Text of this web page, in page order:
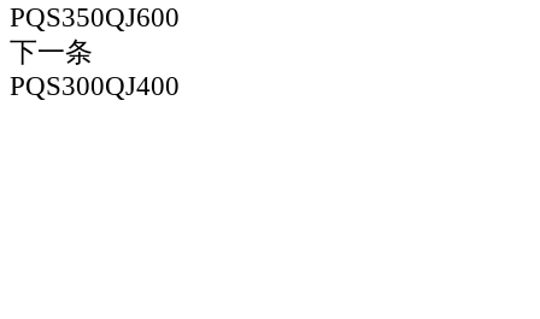
PQS350QJ600
下一条
PQS300QJ400